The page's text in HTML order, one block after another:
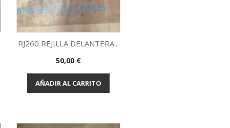
Vista rápida
RJ260 REJILLA DELANTERA...
Precio
50,00 €
AÑADIR AL CARRITO